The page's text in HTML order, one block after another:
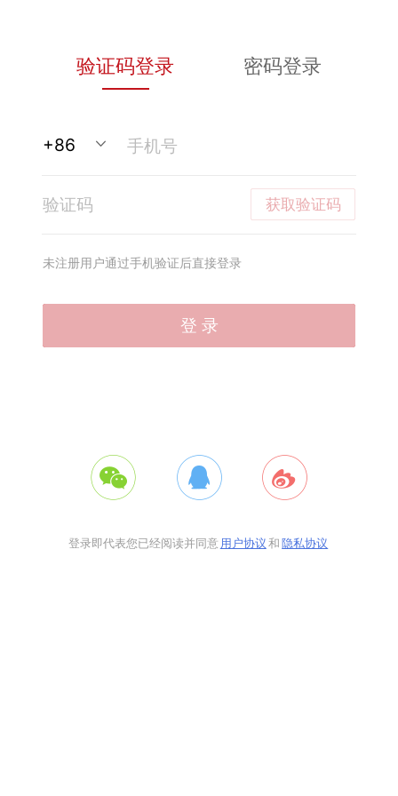
验证码登录 密码登录
获取验证码
未注册用户通过手机验证后直接登录
登 录
登录即代表您已经阅读并同意用户协议和隐私协议